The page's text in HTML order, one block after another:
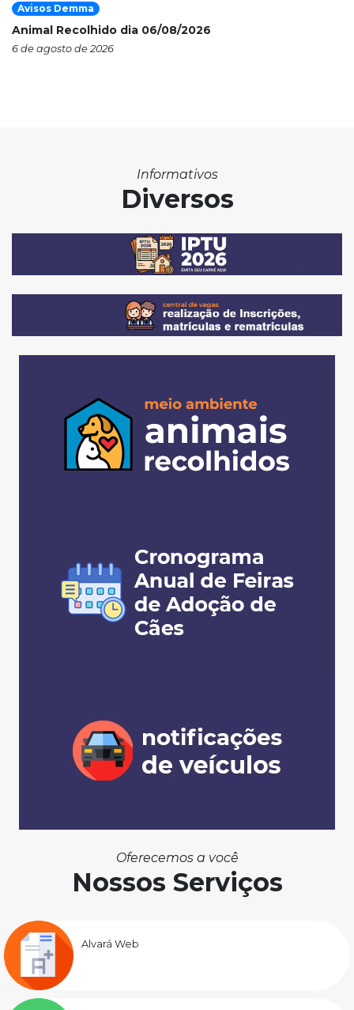
Avisos Demma
Animal Recolhido dia 06/08/2026
6 de agosto de 2026
Informativos
Diversos
Oferecemos a você
Nossos Serviços
Alvará Web